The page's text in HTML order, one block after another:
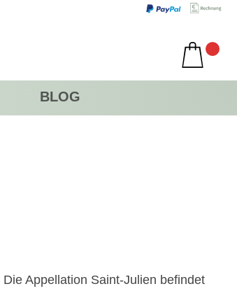
BLOG
Die Appellation Saint-Julien befindet